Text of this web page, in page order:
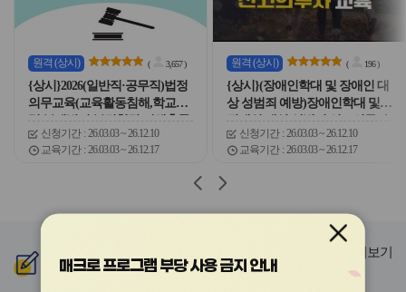
이
원격 (상시) ( 3,657)
{상시}2026(일반직·공무직)법정
의무교육(교육활동침해,학교폭
력,부패방지,부정청탁,이해충돌,
공무원행동강령,긴급복지,아동
학대,장애인학대,직장내장애인
신청기간
26.03.03 ~ 26.12.10
교육기간
26.03.03 ~ 26.12.17
이
콘
원격 (상시) ( 196)
{상시}(장애인학대 및 장애인 대
상 성범죄 예방)장애인학대 및
장애인 대상 성범죄 신고의무자
교육 원격직무연수
신청기간
26.03.03 ~ 26.12.10
교육기간
26.03.03 ~ 26.12.17
슬
이
튼
슬
이
튼
신규과정 더보기
매크로 프로그램 부당 사용 금지 안내